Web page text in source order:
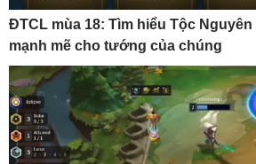
ĐTCL mùa 18: Tìm hiểu Tộc
mạnh mẽ cho tướng của chúng